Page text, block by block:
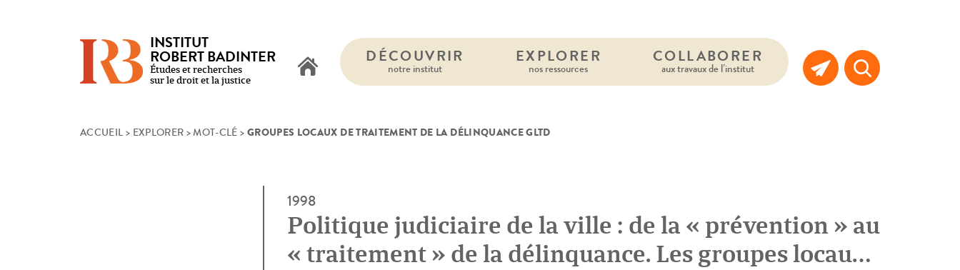
INSTITUT
ROBERT BADINTER
Études et recherches
sur le droit et la justice
DÉCOUVRIR
notre institut
EXPLORER
nos ressources
COLLABORER
aux travaux de l’institut
ACCUEIL > EXPLORER >MOT-CLÉ > GROUPES LOCAUX DE TRAITEMENT DE LA DÉLINQUANCE GLTD
1998
Politique judiciaire de la ville : de la « prévention » au
« traitement » de la délinquance. Les groupes locaux